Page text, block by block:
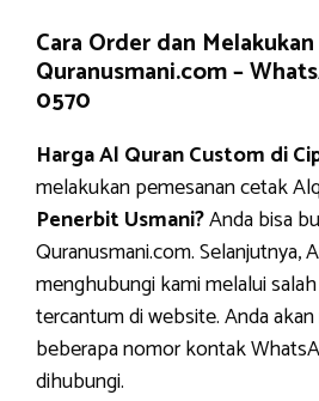
Cara Order dan
Quranusmani.com –
0570
Harga Al Quran Custom di
melakukan pemesanan cetak
Penerbit Usmani?Anda bisa
Quranusmani.com. Selanjutnya,
menghubungi kami melalui
tercantum di website. Anda
beberapa nomor kontak
dihubungi.